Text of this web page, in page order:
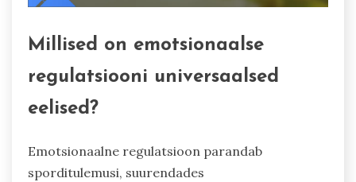
Millised on emotsionaalse
regulatsiooni universaalsed
eelised?
Emotsionaalne regulatsioon parandab
sporditulemusi, suurendades